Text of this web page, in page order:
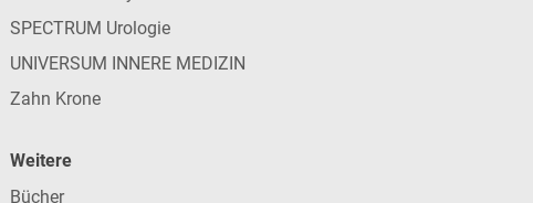
SPECTRUM Urologie
UNIVERSUM INNERE MEDIZIN
Zahn Krone
Weitere
Bücher